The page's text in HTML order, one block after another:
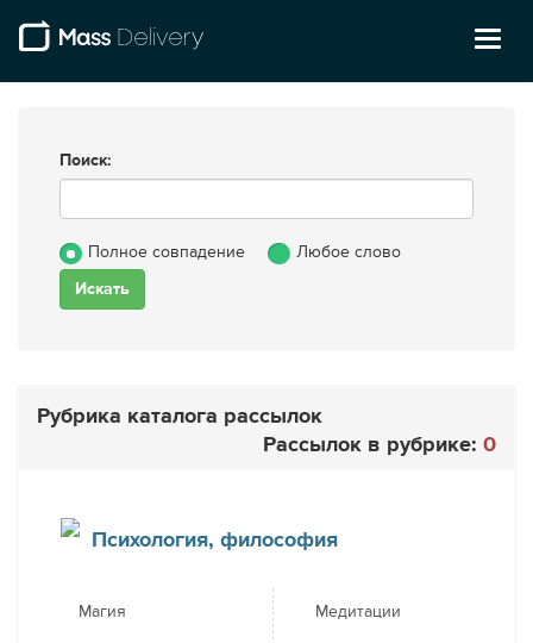
Поиск:
Полное совпадение Любое слово
Рубрика каталога рассылок
Рассылок в рубрике: 0
Психология, философия
Магия Медитации